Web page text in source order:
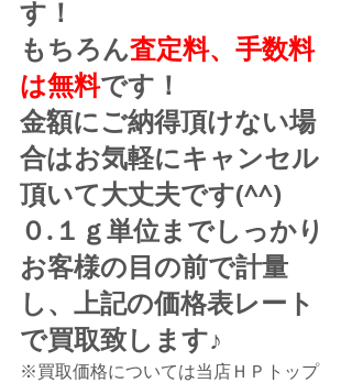
す！
もちろん査定料、手数料
は無料です！
金額にご納得頂けない場
合はお気軽にキャンセル
頂いて大丈夫です(^^)
０.１ｇ単位までしっかり
お客様の目の前で計量
し、上記の価格表レート
で買取致します♪
※買取価格については当店ＨＰトップ